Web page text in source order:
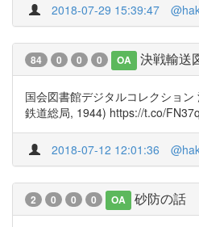
2018-07-29 15:39:47
84 0 0 0 OA 決戦輸送
国会図書館デジタルコレクショ
鉄道総局, 1944) https://t.co/
2018-07-12 12:01:36
2 0 0 0 OA 砂防の話